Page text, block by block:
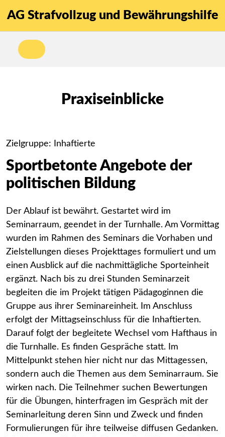
AG Strafvollzug und Bewährungshilfe
Praxiseinblicke
Zielgruppe: Inhaftierte
Sportbetonte Angebote der
politischen Bildung
Der Ablauf ist bewährt. Gestartet wird im
Seminarraum, geendet in der Turnhalle. Am Vormittag
wurden im Rahmen des Seminars die Vorhaben und
Zielstellungen dieses Projekttages formuliert und um
einen Ausblick auf die nachmittägliche Sporteinheit
ergänzt. Nach bis zu drei Stunden Seminarzeit
begleiten die im Projekt tätigen Pädagoginnen die
Gruppe aus ihrer Seminareinheit. Im Anschluss
erfolgt der Mittagseinschluss für die Inhaftierten.
Darauf folgt der begleitete Wechsel vom Hafthaus in
die Turnhalle. Es finden Gespräche statt. Im
Mittelpunkt stehen hier nicht nur das Mittagessen,
sondern auch die Themen aus dem Seminarraum. Sie
wirken nach. Die Teilnehmer suchen Bewertungen
für die Übungen, hinterfragen im Gespräch mit der
Seminarleitung deren Sinn und Zweck und finden
Formulierungen für ihre teilweise diffusen Gedanken.